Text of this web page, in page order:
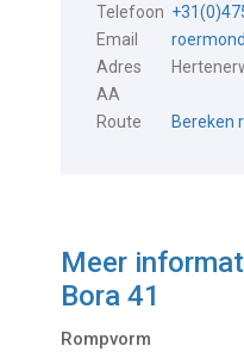
Telefoon
Email
Adres
AA
Route
Bereken
Meer
Bora 41
Rompvorm